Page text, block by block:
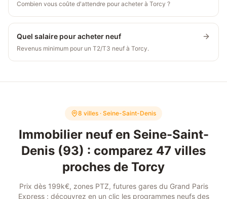
Combien vous coûte d'attendre pour acheter à Torcy ?
Quel salaire pour acheter neuf
Revenus minimum pour un T2/T3 neuf à Torcy.
8 villes · Seine-Saint-Denis
Immobilier neuf en Seine-Saint-
Denis (93) : comparez 47 villes
proches de Torcy
Prix dès 199k€, zones PTZ, futures gares du Grand Paris
Express : découvrez en un clic les programmes neufs des